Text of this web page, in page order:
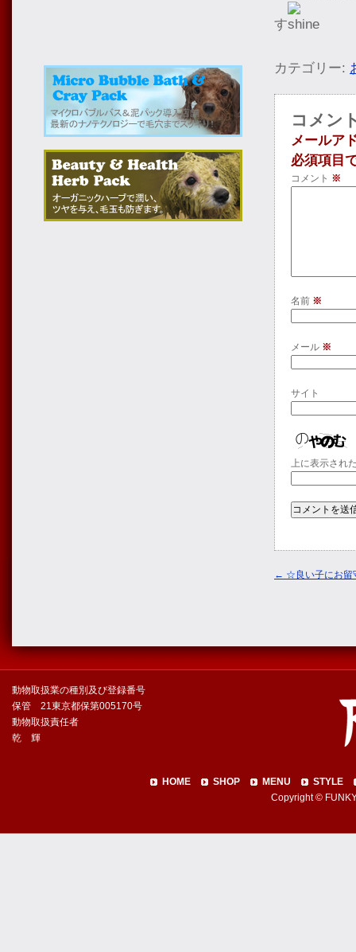
す
カテゴリー:
コメン
メールア
必須項目
コメント ※
名前 ※
メール ※
サイト
上に表示され
← ☆良い子にお
動物取扱業の種別及び登録番号
保管 21東京都保第005170号
動物取扱責任者
乾 輝
HOME SHOP MENU
STYLE
Copyright ©